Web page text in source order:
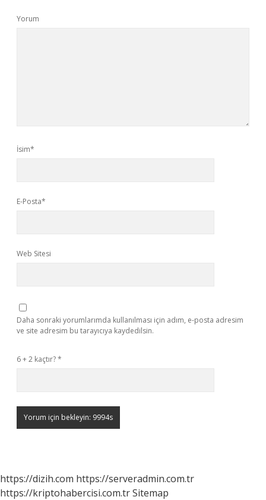
Yorum
İsim*
E-Posta*
Web Sitesi
Daha sonraki yorumlarımda kullanılması için adım, e-posta adresim
ve site adresim bu tarayıcıya kaydedilsin.
6 + 2 kaçtır?*
https://dizih.com https://serveradmin.com.tr
https://kriptohabercisi.com.trSitemap